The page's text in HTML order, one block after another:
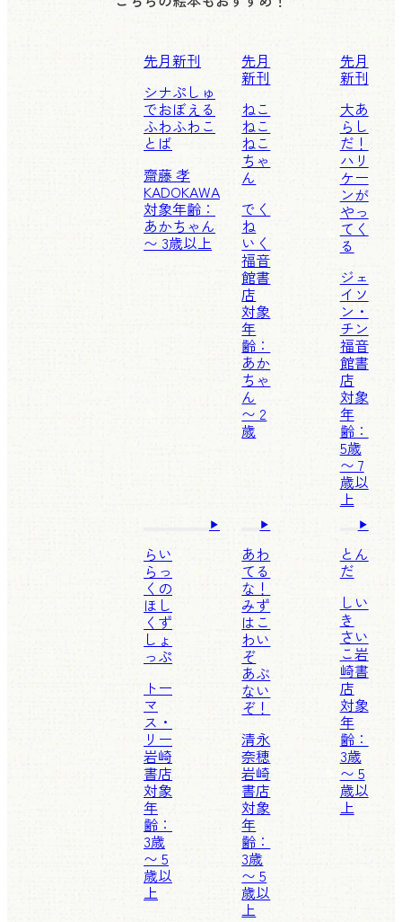
先月新刊
シナぷしゅ
でおぼえる
ふわふわこ
とば
齋藤 孝
KADOKAWA
対象年齢：
あかちゃん
〜 3歳以上
先月
新刊
ねこ
ねこ
ねこ
ちゃ
ん
でく
ね
いく
福音
館書
店
対象
年
齢：
あか
ちゃ
ん
〜 2
歳
先月
新刊
大あ
らし
だ！
ハリ
ケー
ンが
やっ
てく
る
ジェ
イソ
ン・
チン
福音
館書
店
対象
年
齢：
5歳
〜 7
歳以
上
らい
らっ
くの
ほし
くず
しょ
っぷ
トー
マ
ス・
リー
岩崎
書店
対象
年
齢：
3歳
〜 5
歳以
上
あわ
てる
な！
みず
はこ
わい
ぞ
あぶ
ない
ぞ！
清永
奈穂
岩崎
書店
対象
年
齢：
3歳
〜 5
歳以
上
とん
だ
しい
き
さい
こ岩
崎書
店
対象
年
齢：
3歳
〜 5
歳以
上